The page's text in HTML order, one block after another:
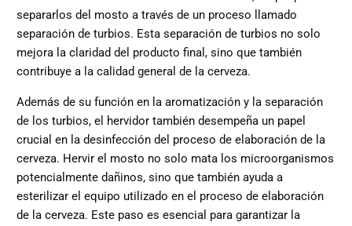
separarlos del mosto a través de un proceso llamado
separación de turbios. Esta separación de turbios no solo
mejora la claridad del producto final, sino que también
contribuye a la calidad general de la cerveza.
Además de su función en la aromatización y la separación
de los turbios, el hervidor también desempeña un papel
crucial en la desinfección del proceso de elaboración de la
cerveza. Hervir el mosto no solo mata los microorganismos
potencialmente dañinos, sino que también ayuda a
esterilizar el equipo utilizado en el proceso de elaboración
de la cerveza. Este paso es esencial para garantizar la